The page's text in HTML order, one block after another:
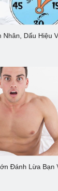
Nhân, Dấu Hiệu
Đánh Lừa Bạn